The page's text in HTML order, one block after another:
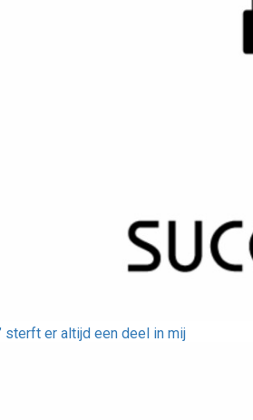
sterft er altijd een deel in mij